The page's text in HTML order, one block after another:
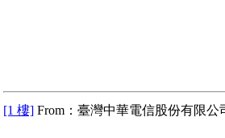
[1 樓] From：臺灣中華電信股份有限公